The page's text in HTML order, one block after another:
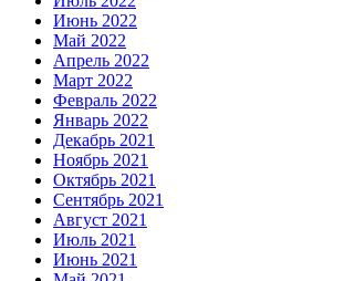
Июнь 2022
Май 2022
Апрель 2022
Март 2022
Февраль 2022
Январь 2022
Декабрь 2021
Ноябрь 2021
Октябрь 2021
Сентябрь 2021
Август 2021
Июль 2021
Июнь 2021